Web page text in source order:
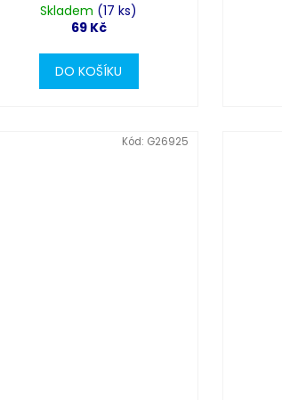
Skladem (17 ks)
69 Kč
DO KOŠÍKU
Kód: G26925